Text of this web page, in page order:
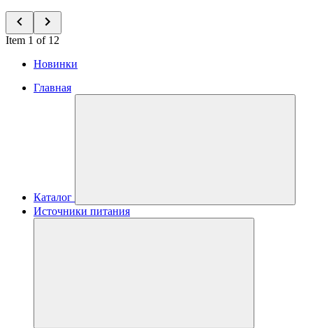
Item 1 of 12
Новинки
Главная
Каталог
Источники питания